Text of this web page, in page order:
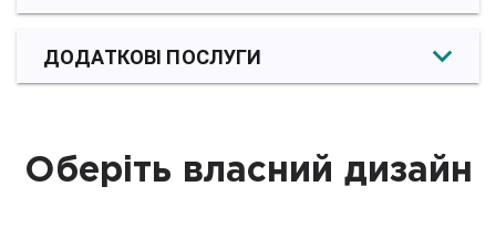
ДОДАТКОВІ ПОСЛУГИ
Оберіть власний дизайн